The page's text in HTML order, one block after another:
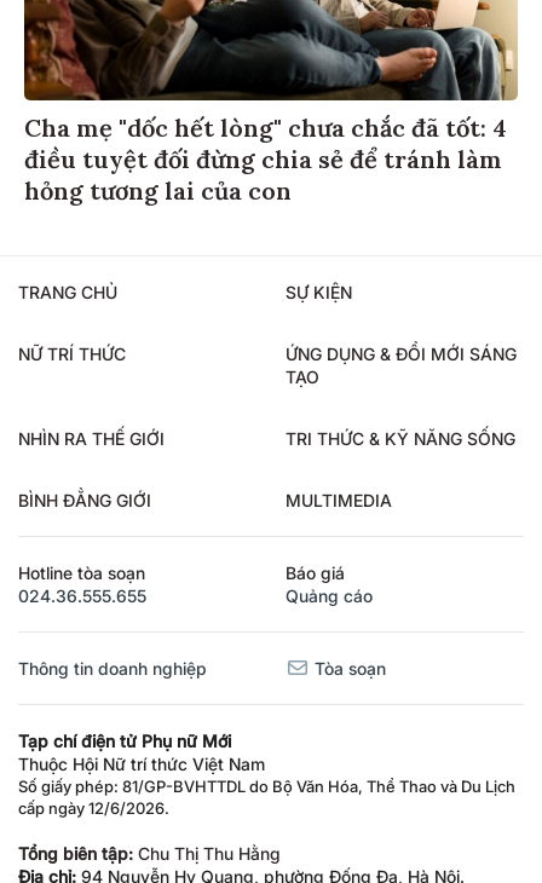
Cha mẹ "dốc hết lòng" chưa chắc đã tốt: 4
điều tuyệt đối đừng chia sẻ để tránh làm
hỏng tương lai của con
TRANG CHỦ SỰ KIỆN
NỮ TRÍ THỨC
ỨNG DỤNG & ĐỔI MỚI SÁNG
TẠO
NHÌN RA THẾ GIỚI TRI THỨC & KỸ NĂNG SỐNG
BÌNH ĐẲNG GIỚI MULTIMEDIA
Hotline tòa soạn
024.36.555.655
Báo giá
Quảng cáo
Thông tin doanh nghiệp Tòa soạn
Tạp chí điện tử Phụ nữ Mới
Thuộc Hội Nữ trí thức Việt Nam
Số giấy phép: 81/GP-BVHTTDL do Bộ Văn Hóa, Thể Thao và Du Lịch
cấp ngày 12/6/2026.
Tổng biên tập: Chu Thị Thu Hằng